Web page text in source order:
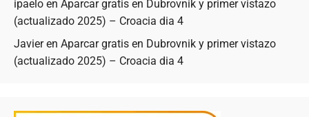
ipaelo en Aparcar gratis en Dubrovnik y primer vistazo
(actualizado 2025) – Croacia dia 4
Javieren Aparcar gratis en Dubrovnik y primer vistazo
(actualizado 2025) – Croacia dia 4